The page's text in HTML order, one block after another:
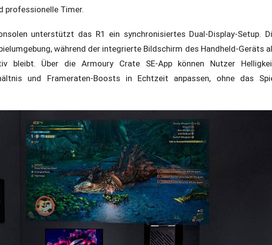
professionelle Timer.
unterstützt das R1 ein synchronisiertes Dual-Display-Setup.
während der integrierte Bildschirm des Handheld-Geräts
bleibt. Über die Armoury Crate SE-App können Nutzer
und Frameraten-Boosts in Echtzeit anpassen, ohne das